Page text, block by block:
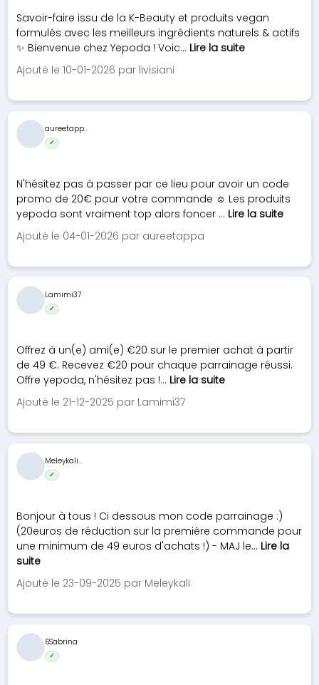
Savoir-faire issu de la K-Beauty et produits vegan
formulés avec les meilleurs ingrédients naturels & actifs
✨ Bienvenue chez Yepoda ! Voic... Lire la suite
Ajouté le 10-01-2026 par livisiani
N'hésitez pas à passer par ce lieu pour avoir un code
promo de 20€ pour votre commande ☺️ Les produits
yepoda sont vraiment top alors foncer ... Lire la suite
Ajouté le 04-01-2026 par aureetappa
aureetapp...
✓
Offrez à un(e) ami(e) €20 sur le premier achat à partir
de 49 €. Recevez €20 pour chaque parrainage réussi.
Offre yepoda, n'hésitez pas !... Lire la suite
Ajouté le 21-12-2025 par Lamimi37
Lamimi37
✓
Bonjour à tous ! Ci dessous mon code parrainage :)
(20euros de réduction sur la première commande pour
une minimum de 49 euros d'achats !) - MAJ le... Lire la
suite
Ajouté le 23-09-2025 par Meleykali
Meleykali...
✓
6Sabrina
✓